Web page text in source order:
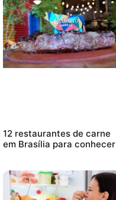
12 restaurantes de carne
em Brasília para conhecer